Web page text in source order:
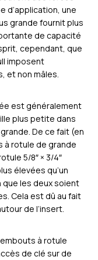
d’application, une
grande fournit plus
de capacité
cependant, que
imposent
et non mâles.
est généralement
plus petite dans
De ce fait (en
à rotule de grande
5/8″ × 3/4″
élevées qu’un
que les deux soient
Cela est dû au fait
de l’insert.
à rotule
de clé sur de